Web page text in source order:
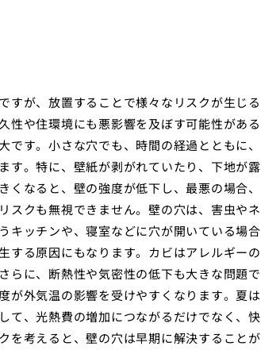
すが、放置することで様々なリスクが生じる
性や住環境にも悪影響を及ぼす可能性がある
す。小さな穴でも、時間の経過とともに、
す。特に、壁紙が剥がれていたり、下地が露
なると、壁の強度が低下し、最悪の場合、
スクも無視できません。壁の穴は、害虫やネ
キッチンや、寝室などに穴が開いている場合
する原因にもなります。カビはアレルギーの
らに、断熱性や気密性の低下も大きな問題で
が外気温の影響を受けやすくなります。夏は
て、光熱費の増加につながるだけでなく、快
を考えると、壁の穴は早期に解決することが